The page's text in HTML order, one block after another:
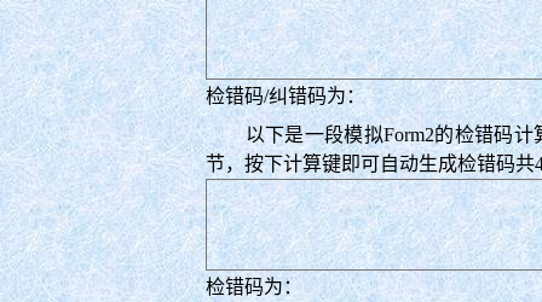
检错码/纠错码为：
以下是一段模拟Form2的检错码计算
节，按下计算键即可自动生成检错码共
检错码为：